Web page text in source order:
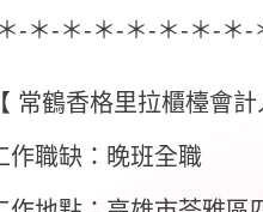
-＊-＊-＊-＊-＊-＊-＊-
常鶴香格里拉櫃檯會計
作職缺：晚班全職